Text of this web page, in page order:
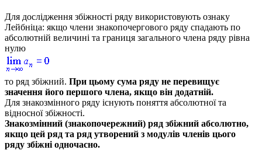
Для дослідження збіжності ряду використовують ознаку
Лейбніца: якщо члени знакопочергового ряду спадають по
абсолютній величині та границя загального члена ряду рівна
нулю
то ряд збіжний. При цьому сума ряду не перевищує
значення його першого члена, якщо він додатній.
Для знакозмінного ряду існують поняття абсолютної та
відносної збіжності.
Знакозмінний (знакопочережний) ряд збіжний абсолютно,
якщо цей ряд та ряд утворений з модулів членів цього
ряду збіжні одночасно.